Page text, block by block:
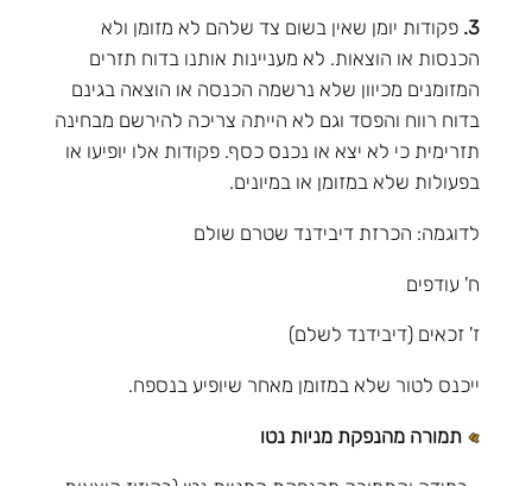
3. פקודות יומן שאין בשום צד שלהם לא מזומן ולא
הכנסות או הוצאות. לא מעניינות אותנו בדוח תזרים
המזומנים מכיוון שלא נרשמה הכנסה או הוצאה בגינם
בדוח רווח והפסד וגם לא הייתה צריכה להירשם מבחינה
תזרימית כי לא יצא או נכנס כסף. פקודות אלו יופיעו או
בפעולות שלא במזומן או במיונים.
לדוגמה: הכרזת דיבידנד שטרם שולם
ח' עודפים
ז' זכאים (דיבידנד לשלם)
ייכנס לטור שלא במזומן מאחר שיופיע בנספח.
תמורה מהנפקת מניות נטו